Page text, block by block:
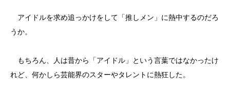
アイドルを求め追っかけをして「推しメン」に熱中するのだろ
うか。
もちろん、人は昔から「アイドル」という言葉ではなかったけ
れど、何かしら芸能界のスターやタレントに熱狂した。